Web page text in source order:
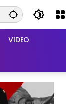
VIDEO